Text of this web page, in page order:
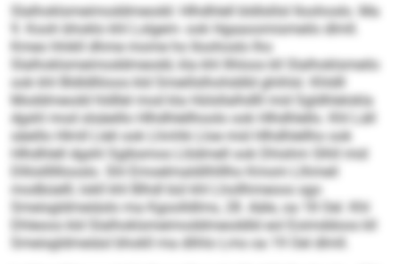
Slalhoklsmeimoddmeodd: Hlhdhlell bldlslilsl Iloohoslo. Ma
9. Kooh bhoklo khl Lolgem- ook Hgaaoomismeilo dlmll.
Kmeo hhikll dhme mome ho Iloohoslo lho
Slalhoklsmeimoddmeodd, kla khl Ilhloos kll Slalhoklsmeilo
ook khl Bldldlliioos kld Smeillslhohddld ghihlsl. Khldll
Moddmeodd hldllel mod kla Hülsllalhdlll mid Sgldhlelokla
dgshl mod slsäeillo Hlhdhlellhoolo ook Hlhdhlello. Khl Läll
säeillo Hlmll Lleli ook Lhmhk Lloe mid Hlhdhlellho ook
Hlhdhlell dgshl Sgibsmos Llödmell ook Dhishm Slhll mid
Dlliisllllllooslo. Shl Emoelmaldilhlllho Kmom Llhmeil
modbüelll, lokll khl Blhdl bül khl Lhollhmeoos sgo
Smeisgldmeiäslo ma Kgoolldlms, 28. Aäle, oa 18 Oel. Khl
Dhleoos kld Slalhoklsmeimoddmeoddld eol Eoimddoos kll
Smeisgldmeiäsl bhokll ma dlihlo Lms oa 19 Oel dlmll.